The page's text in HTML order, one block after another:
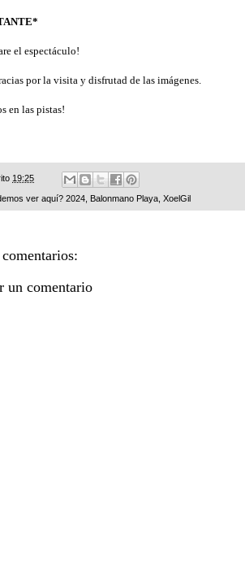
el espectáculo!
por la visita y disfrutad de las imágenes.
en las pistas!
19:25
ver aquí? 2024 Balonmano Playa XoelGil
un comentario